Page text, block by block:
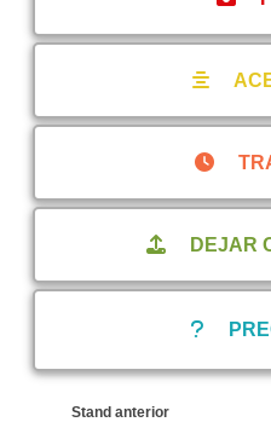
DEJAR
Stand anterior